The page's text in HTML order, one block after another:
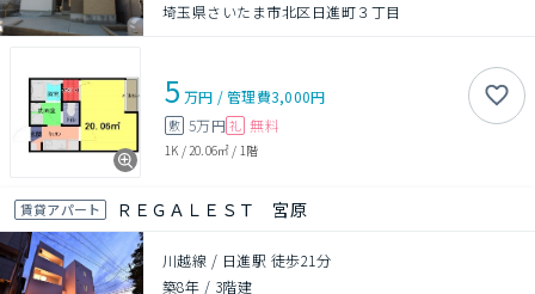
埼玉県さいたま市北区日進町３丁目
5 万円 /管理費3,000円
敷 5万円 礼 無料
1K / 20.06㎡ / 1階
賃貸アパート ＲＥＧＡＬＥＳＴ 宮原
川越線 / 日進駅 徒歩21分
築8年 / 3階建